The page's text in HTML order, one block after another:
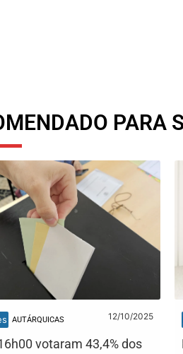
PARA
AUTÁRQUICAS 12/10/2025
votaram 43,4% dos